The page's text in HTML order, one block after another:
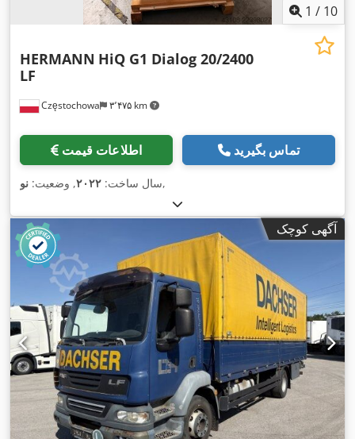
1 / 10
Częstochowa ۳٬۴۷۵ km
HERMANN HiQ G1 Dialog 20/2400
LF
اطلاعات قیمت تماس بگیرید
سال ساخت: ۲۰۲۲, وضعیت: نو ,
آگهی کوچک